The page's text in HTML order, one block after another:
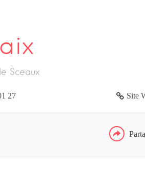
Sceaux
27 Site
GOOGLE